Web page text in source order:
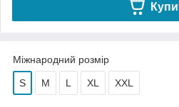
Міжнародний розмір
S M L XL XXL